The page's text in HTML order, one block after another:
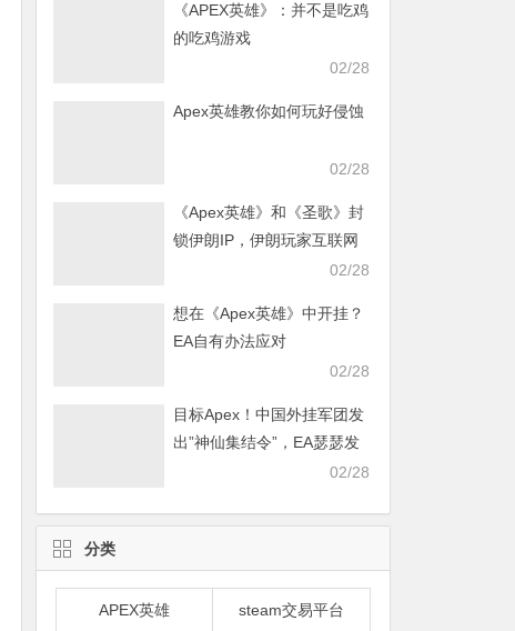
《APEX英雄》：并不是吃鸡
的吃鸡游戏
02/28
Apex英雄教你如何玩好侵蚀
02/28
《Apex英雄》和《圣歌》封
锁伊朗IP，伊朗玩家互联网
02/28
想在《Apex英雄》中开挂？
EA自有办法应对
02/28
目标Apex！中国外挂军团发
出”神仙集结令”，EA瑟瑟发
02/28
分类
APEX英雄 steam交易平台